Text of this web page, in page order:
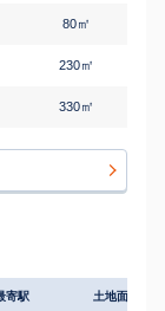
80㎡
230㎡
330㎡
240㎡
380㎡
寄駅 土地面積